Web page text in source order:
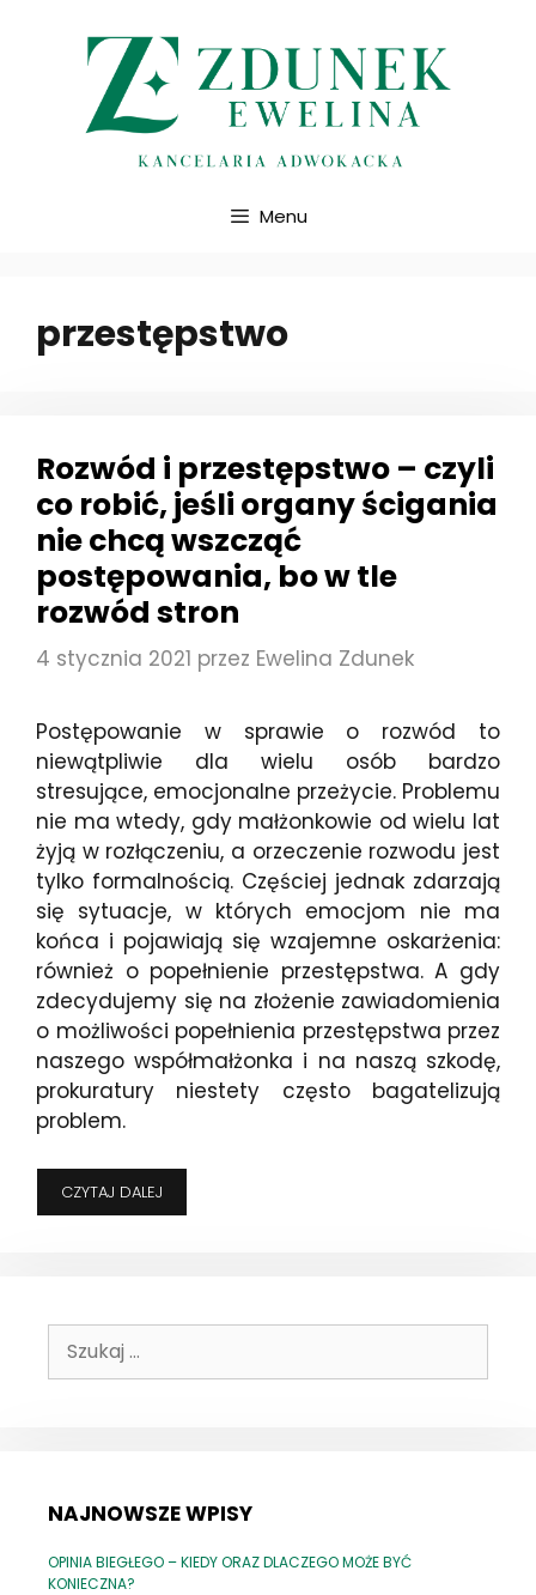
Menu
przestępstwo
Rozwód i przestępstwo – czyli
co robić, jeśli organy ścigania
nie chcą wszcząć
postępowania, bo w tle
rozwód stron
4 stycznia 2021 przez Ewelina Zdunek
Postępowanie w sprawie o rozwód to
niewątpliwie dla wielu osób bardzo
stresujące, emocjonalne przeżycie. Problemu
nie ma wtedy, gdy małżonkowie od wielu lat
żyją w rozłączeniu, a orzeczenie rozwodu jest
tylko formalnością. Częściej jednak zdarzają
się sytuacje, w których emocjom nie ma
końca i pojawiają się wzajemne oskarżenia:
również o popełnienie przestępstwa. A gdy
zdecydujemy się na złożenie zawiadomienia
o możliwości popełnienia przestępstwa przez
naszego współmałżonka i na naszą szkodę,
prokuratury niestety często bagatelizują
problem.
CZYTAJ DALEJ
I
ROBIĆ,
BO
TLE
Szukaj:
NAJNOWSZE WPISY
OPINIA BIEGŁEGO – KIEDY ORAZ DLACZEGO MOŻE BYĆ
KONIECZNA?